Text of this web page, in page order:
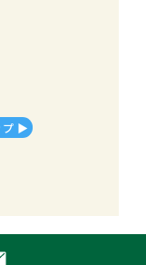
プ ▶︎